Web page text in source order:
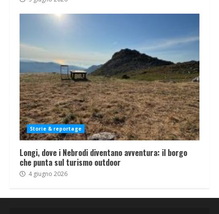
Storie & reportage
Longi, dove i Nebrodi diventano avventura: il borgo
che punta sul turismo outdoor
4 giugno 2026